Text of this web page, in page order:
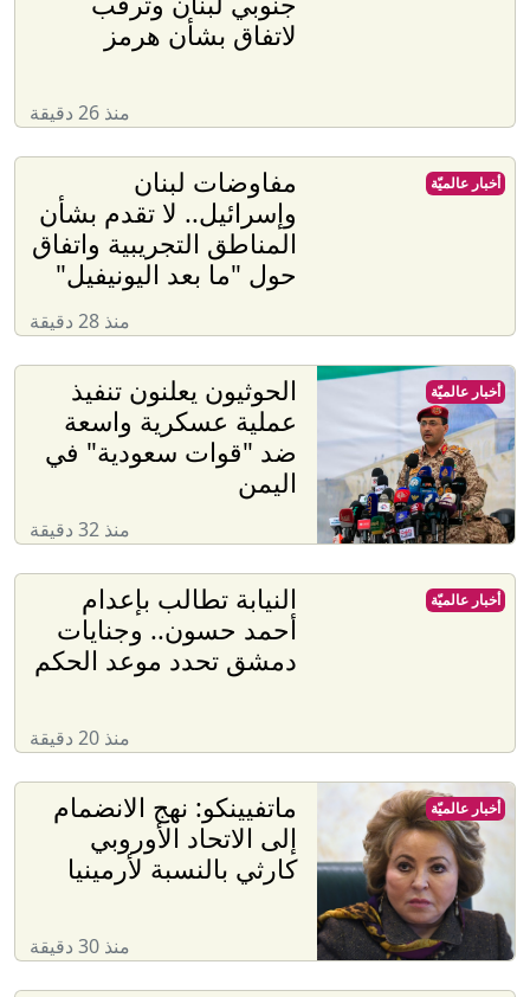
لاتفاق بشأن هرمز
منذ 26 دقيقة
مفاوضات لبنان
وإسرائيل.. لا تقدم بشأن
المناطق التجريبية واتفاق
حول "ما بعد اليونيفيل"
منذ 28 دقيقة
أخبار عالميّة
الحوثيون يعلنون تنفيذ
عملية عسكرية واسعة
ضد "قوات سعودية" في
اليمن
منذ 32 دقيقة
أخبار عالميّة
النيابة تطالب بإعدام
أحمد حسون.. وجنايات
دمشق تحدد موعد الحكم
منذ 20 دقيقة
أخبار عالميّة
ماتفيينكو: نهج الانضمام
إلى الاتحاد الأوروبي
كارثي بالنسبة لأرمينيا
منذ 30 دقيقة
أخبار عالميّة